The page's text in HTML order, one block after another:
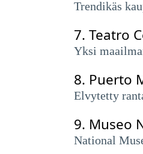
Trendikäs
7. Teatro
Yksi
8. Puerto
Elvytetty
9. Museo
National